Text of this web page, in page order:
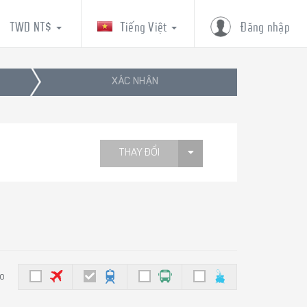
Đăng nhập
Tiếng Việt
TWD NT$
XÁC NHẬN
THAY ĐỔI